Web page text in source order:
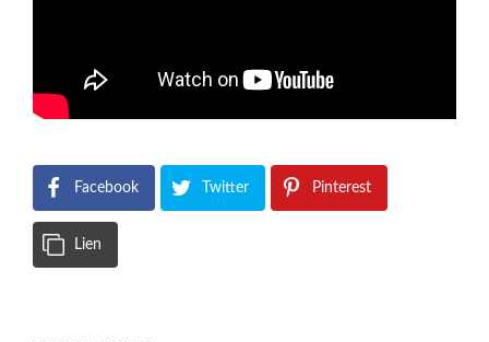
Facebook Twitter Pinterest
Lien